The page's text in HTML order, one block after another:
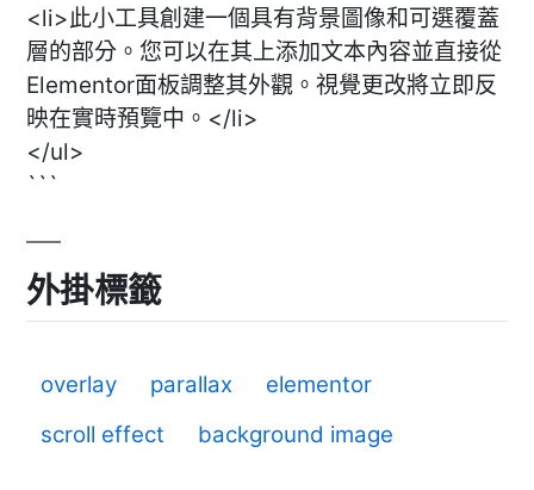
<li>此小工具創建一個具有背景圖像和可選覆蓋
層的部分。您可以在其上添加文本內容並直接從
Elementor面板調整其外觀。視覺更改將立即反
映在實時預覽中。</li>
</ul>
```
外掛標籤
overlay parallax
elementor
scroll effect
background image